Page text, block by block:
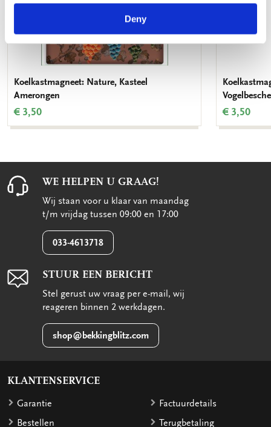
Deny
Koelkastmagneet: Nature, Kasteel
Amerongen
€ 3,50 € 3,50
WE HELPEN U GRAAG!
Wij staan voor u klaar van maandag
t/m vrijdag tussen 09:00 en 17:00
033-4613718
STUUR EEN BERICHT
Stel gerust uw vraag per e-mail, wij
reageren binnen 2 werkdagen.
shop@bekkingblitz.com
KLANTENSERVICE
Garantie
Bestellen
Factuurdetails
Terugbetaling